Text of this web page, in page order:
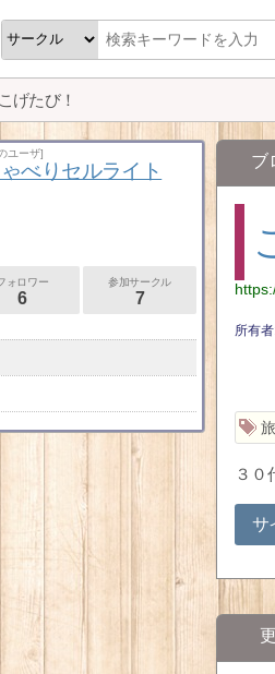
こげたび！
ブ
所有者
３０
サ
ユーザ]
べりセルライト
ォロワー
6
参加サークル
7